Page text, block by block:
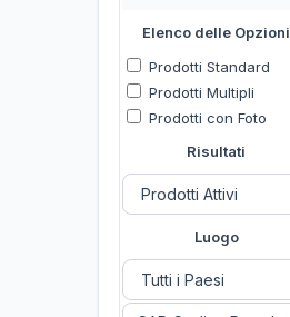
Elenco delle Opzioni
Prodotti Standard
Prodotti Multipli
Prodotti con Foto
Risultati
Luogo